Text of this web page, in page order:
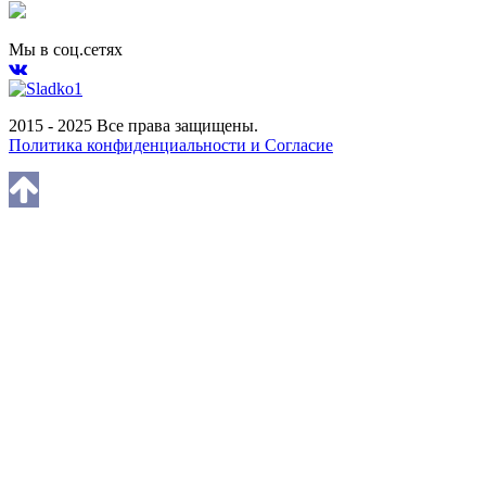
Мы в соц.сетях
2015 - 2025 Все права защищены.
Политика конфиденциальности и Согласие